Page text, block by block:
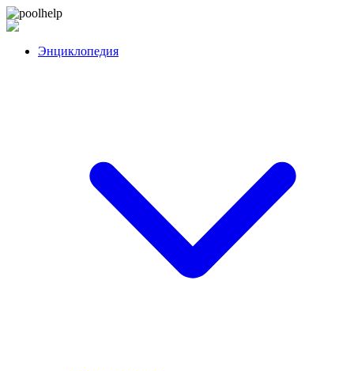
Перейти
к
poolhelp
Энциклопедия